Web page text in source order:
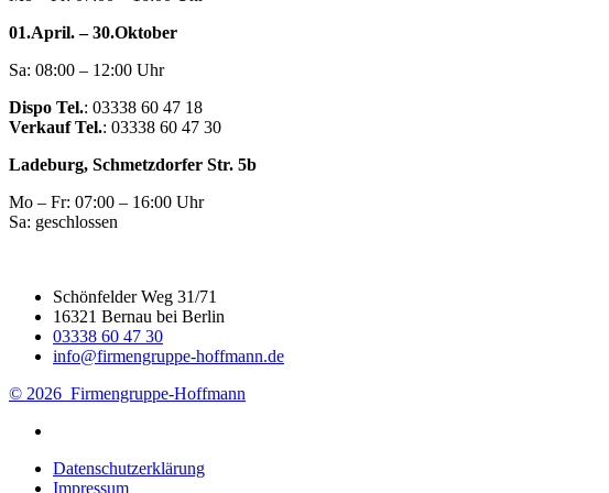
01.April. – 30.Oktober
Sa: 08:00 – 12:00 Uhr
Dispo Tel.: 03338 60 47 18
Verkauf Tel.: 03338 60 47 30
Ladeburg, Schmetzdorfer Str. 5b
Mo – Fr: 07:00 – 16:00 Uhr
Sa: geschlossen
Schönfelder Weg 31/71
16321 Bernau bei Berlin
03338 60 47 30
info@firmengruppe-hoffmann.de
© 2026 Firmengruppe-Hoffmann
Datenschutzerklärung
Impressum